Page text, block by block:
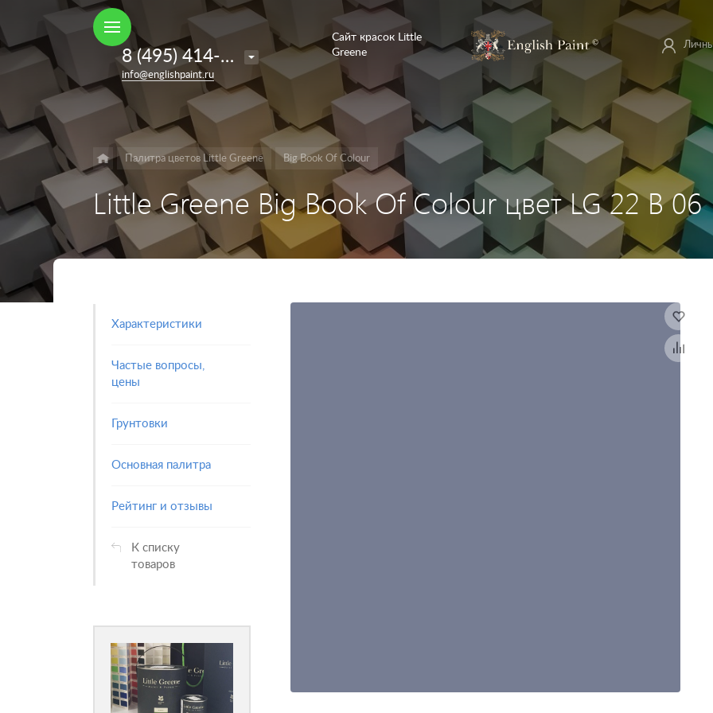
в каталоге
Например,
8 (495) 414-35-98
info@englishpaint.ru
Сайт красок Little
Greene
Палитра цветов Little Greene Big Book Of Colour
Little Greene Big Book Of Colour цвет LG 22 B 06
Характеристики
Частые вопросы,
цены
Грунтовки
Основная палитра
Рейтинг и отзывы
К списку
товаров